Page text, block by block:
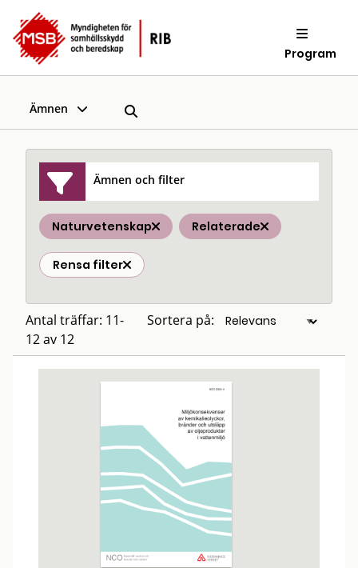
Program
Ämnen
Ämnen och filter
Naturvetenskap Relaterade
Rensa filter
Antal träffar: 11-
12 av 12
Sortera på: